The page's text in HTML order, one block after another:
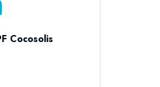
Cocosolis